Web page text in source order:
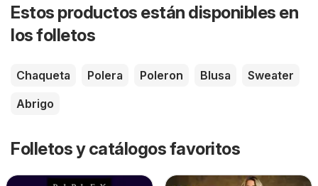
Estos productos están disponibles en
los folletos
Chaqueta Polera Poleron Blusa
Sweater
Abrigo
Folletos y catálogos favoritos